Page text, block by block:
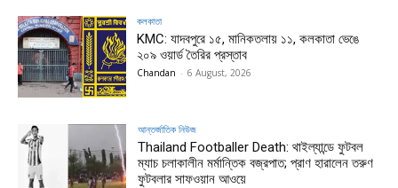
কলকাতা
KMC: যাদবপুরে ১৫, মানিকতলায় ১১, কলকাতা ভেঙে
২০৯ ওয়ার্ড তৈরির প্রস্তাব
Chandan - 6 August, 2026
আন্তর্জাতিক নিউজ
Thailand Footballer Death: থাইল্যান্ডে ফুটবল
ম্যাচ চলাকালীন মর্মান্তিক বজ্রপাত; প্রাণ হারালেন তরুণ
ফুটবলার সাফওয়ান আওয়ে